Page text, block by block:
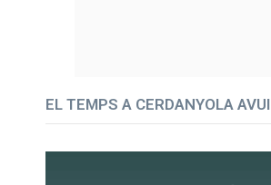
EL TEMPS A CERDANYOLA AVUI